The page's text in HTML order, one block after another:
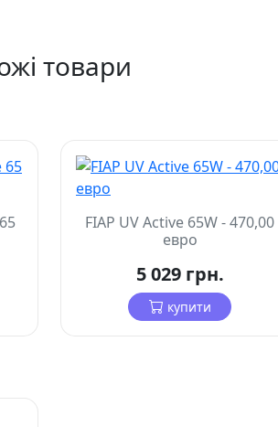
товари
FIAP UV Active 65W - 470,00
евро
5 029 грн.
купити